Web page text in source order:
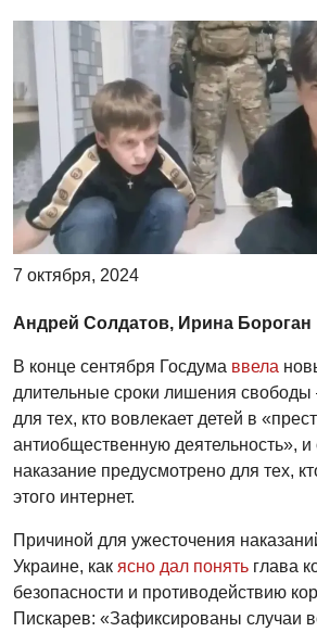
7 октября, 2024
Андрей Солдатов, Ирина Бороган
В конце сентября Госдума ввела
длительные сроки лишения
для тех, кто вовлекает детей в
антиобщественную деятельность», и
наказание предусмотрено для тех,
этого интернет.
Причиной для ужесточения
Украине, как ясно дал понять глава
безопасности и противодействию
Пискарев: «Зафиксированы случаи